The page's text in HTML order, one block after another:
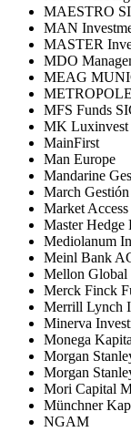
MAESTRO
MAN
MASTER
MDO
MEAG
MFS Funds
MK Luxinvest
MainFirst
Man Europe
Mandarine
March Gestión
Market
Master Hedge
Mediolanum
Meinl Bank
Mellon Global
Merck Finck
Merrill Lynch
Minerva
Monega
Morgan
Morgan
Mori Capital
Münchner
NGAM